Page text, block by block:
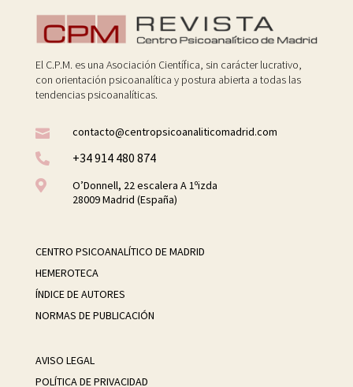
El C.P.M. es una Asociación Científica, sin carácter lucrativo,
con orientación psicoanalítica y postura abierta a todas las
tendencias psicoanalíticas.

contacto@centropsicoanaliticomadrid.com

+34 914 480 874

O’Donnell, 22 escalera A 1ºizda
28009 Madrid (España)
CENTRO PSICOANALÍTICO DE MADRID
HEMEROTECA
ÍNDICE DE AUTORES
NORMAS DE PUBLICACIÓN
AVISO LEGAL
POLÍTICA DE PRIVACIDAD